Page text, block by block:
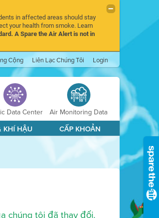
in affected areas should stay
your health from smoke. Learn
A Spare the Air Alert is not in
Cộng Liên Lạc Chúng Tôi Login
Data Center
Air Monitoring Data
KHÍ HẬU CẤP KHOẢN
chúng tôi đã thay đổi.